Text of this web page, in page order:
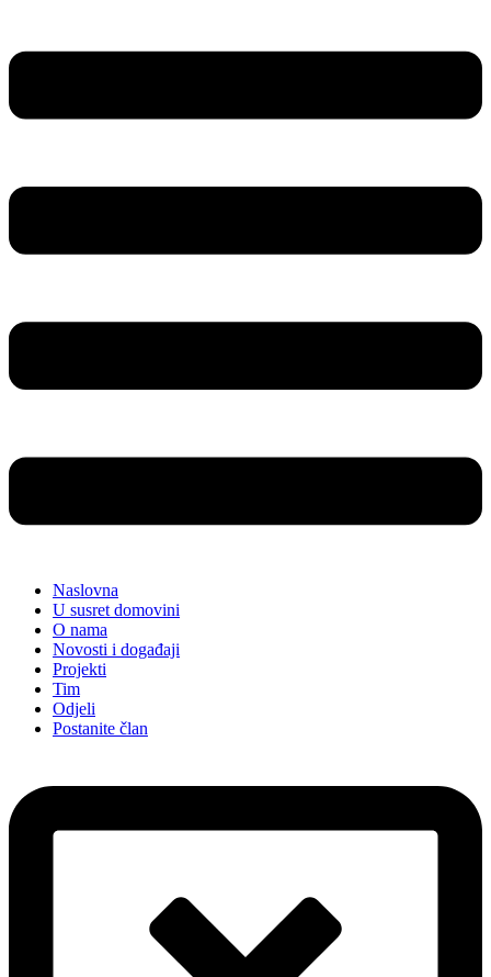
Naslovna
U susret domovini
O nama
Novosti i događaji
Projekti
Tim
Odjeli
Postanite član